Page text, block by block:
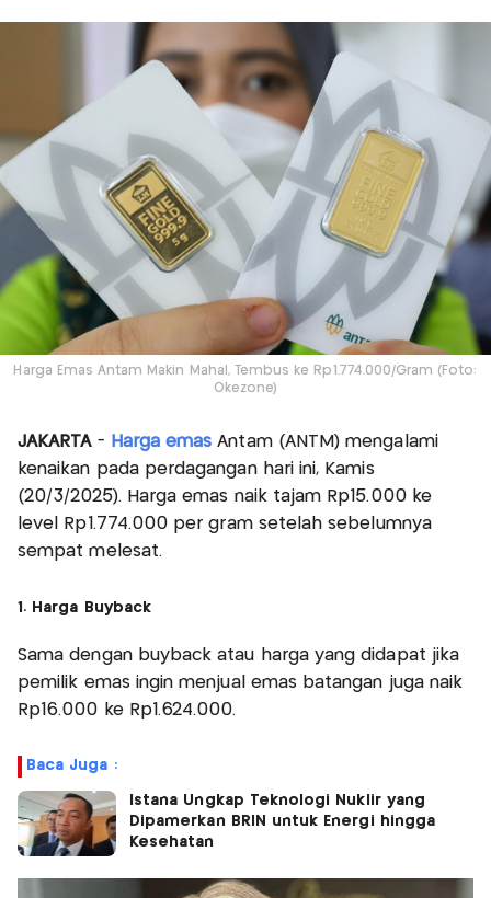
Harga Emas Antam Makin Mahal, Tembus ke Rp1.774.000/Gram (Foto:
Okezone)
JAKARTA - Harga emas Antam (ANTM) mengalami
kenaikan pada perdagangan hari ini, Kamis
(20/3/2025). Harga emas naik tajam Rp15.000 ke
level Rp1.774.000 per gram setelah sebelumnya
sempat melesat.
1. Harga Buyback
Sama dengan buyback atau harga yang didapat jika
pemilik emas ingin menjual emas batangan juga naik
Rp16.000 ke Rp1.624.000.
Baca Juga :
Istana Ungkap Teknologi Nuklir yang
Dipamerkan BRIN untuk Energi hingga
Kesehatan